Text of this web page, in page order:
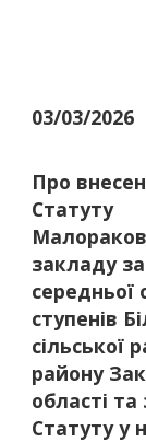
03/03/2026
Про
Статуту
закладу
середньої
ступенів
сільської
району
області
Статуту у